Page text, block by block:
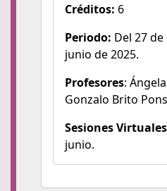
Créditos: 6
Periodo: Del 27
junio de 2025.
Profesores:
Gonzalo Brito
Sesiones
junio.